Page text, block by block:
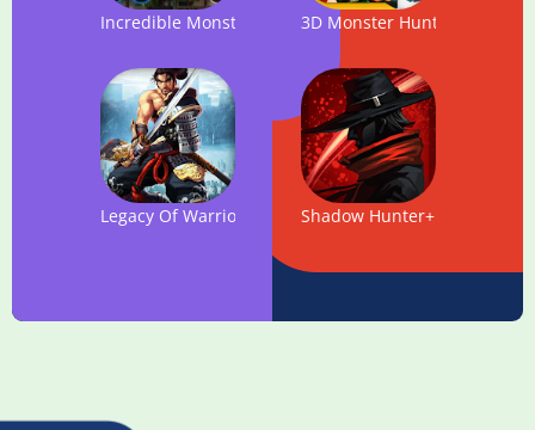
Incredible Monster Hero: Super Prison Action Games
3D Monster Hunter
Legacy Of Warrior: Action RPG Game
Shadow Hunter+